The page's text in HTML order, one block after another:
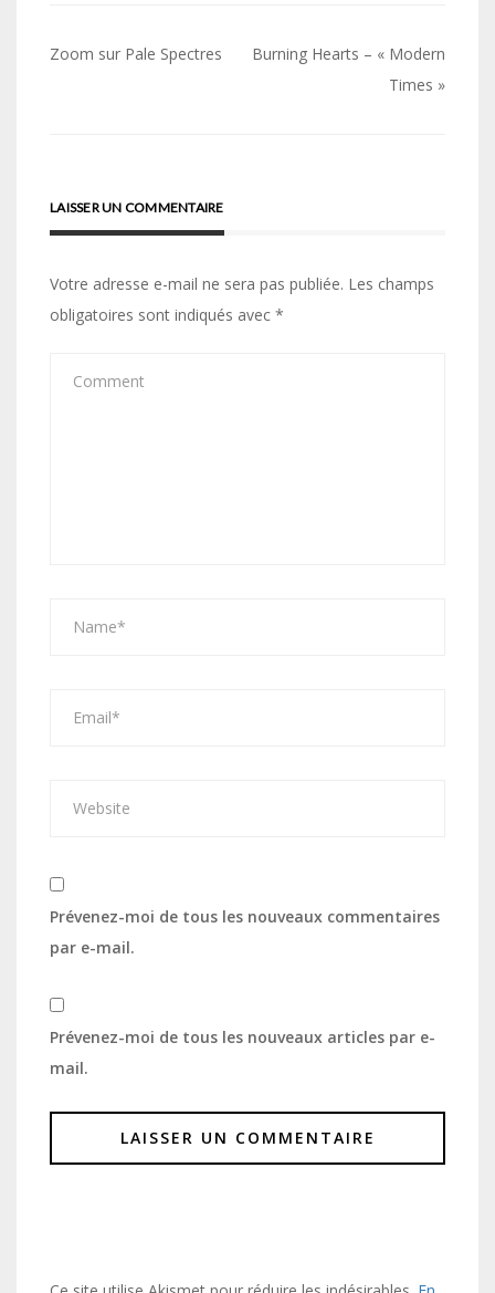
Navigation
Zoom sur Pale Spectres
Burning Hearts – « Modern
Times »
LAISSER UN COMMENTAIRE
Votre adresse e-mail ne sera pas publiée. Les champs
obligatoires sont indiqués avec *
Prévenez-moi de tous les nouveaux commentaires
par e-mail.
Prévenez-moi de tous les nouveaux articles par e-
mail.